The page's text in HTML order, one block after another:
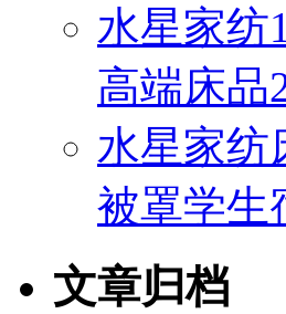
水星家纺
高端床品
水星家纺
被罩学生
文章归档